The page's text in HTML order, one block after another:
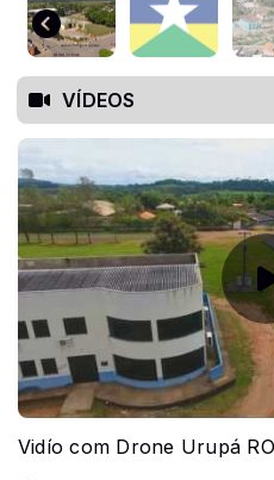
VÍDEOS
Vidío com Drone Urupá RO